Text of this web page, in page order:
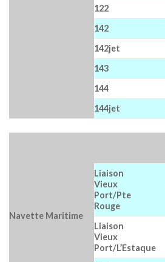
122
142
142jet
143
144
144jet
Navette Maritime
Liaison
Vieux
Port/Pte
Rouge
Liaison
Vieux
Port/L’Estaque